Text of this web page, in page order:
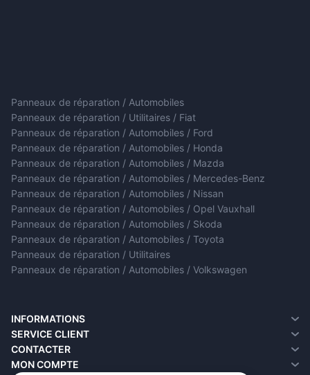
Panneaux de réparation / Automobiles
Panneaux de réparation / Utilitaires / Fiat
Panneaux de réparation / Automobiles / Ford
Panneaux de réparation / Automobiles / Honda
Panneaux de réparation / Automobiles / Mazda
Panneaux de réparation / Automobiles / Mercedes-Benz
Panneaux de réparation / Automobiles / Nissan
Panneaux de réparation / Automobiles / Opel Vauxhall
Panneaux de réparation / Automobiles / Skoda
Panneaux de réparation / Automobiles / Toyota
Panneaux de réparation / Utilitaires
Panneaux de réparation / Automobiles / Volkswagen
INFORMATIONS
A propos de nous
Informations sur la livraison
Politique de confidentialité
SERVICE CLIENT
Contacter
Retour de marchandise
CONTACTER
MON COMPTE